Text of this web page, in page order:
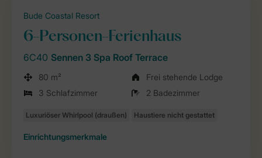
Bude Coastal Resort
6-Personen-Ferienhaus
6C40 Sennen 3 Spa Roof Terrace
80 m²
Frei stehende Lodge
3 Schlafzimmer
2 Badezimmer
Einrichtungsmerkmale